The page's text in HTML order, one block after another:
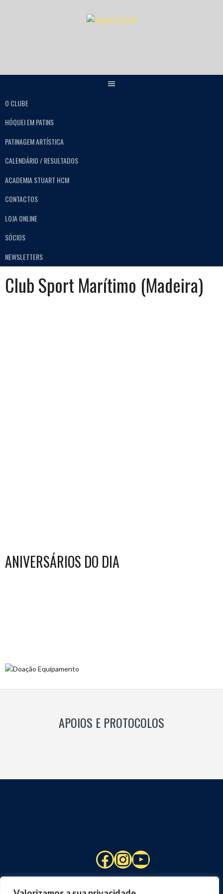
O CLUBE
HÓQUEI EM PATINS
PATINAGEM ARTÍSTICA
CALENDÁRIO / RESULTADOS
ACADEMIA STUART HCM
CONTACTOS
LOJA ONLINE
SÓCIOS
NEWSLETTERS
Club Sport Marítimo (Madeira)
ANIVERSÁRIOS DO DIA
APOIOS E PROTOCOLOS
Facebook
Instagram
YouTube